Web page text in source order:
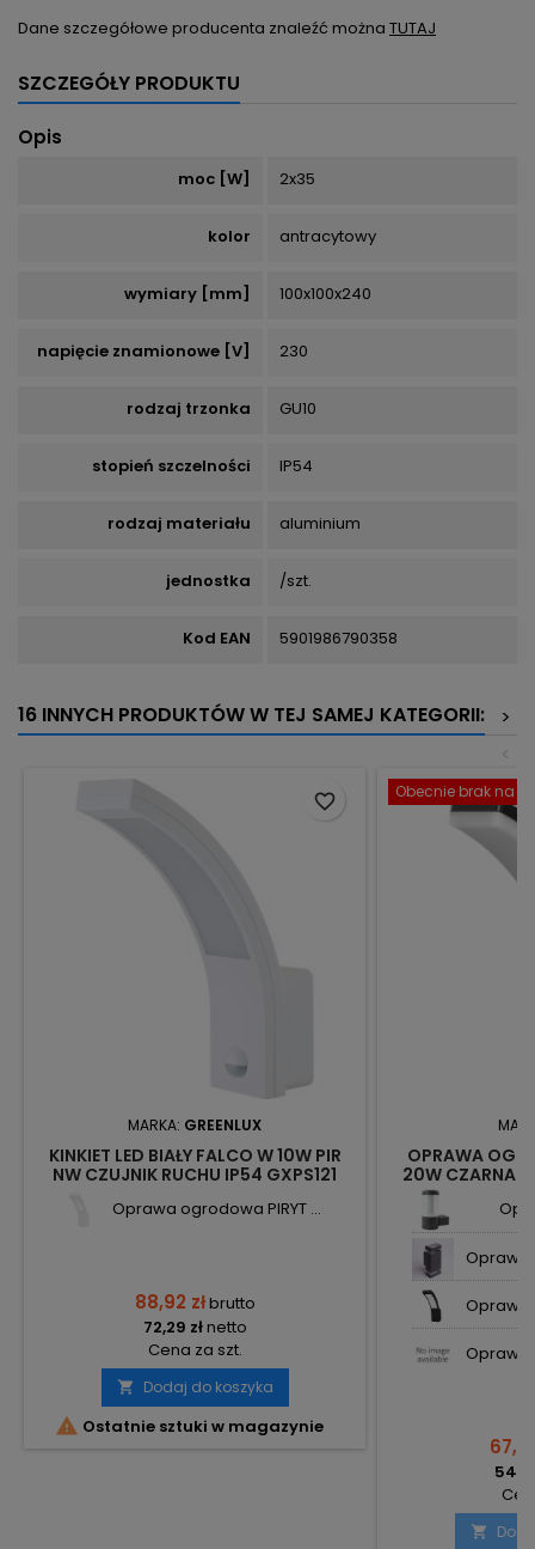
Dane szczegółowe producenta znaleźć można TUTAJ
SZCZEGÓŁY PRODUKTU
Opis
moc [W] 2x35
kolor antracytowy
wymiary [mm] 100x100x240
napięcie znamionowe [V] 230
rodzaj trzonka GU10
stopień szczelności IP54
rodzaj materiału aluminium
jednostka /szt.
Kod EAN 5901986790358
16 INNYCH PRODUKTÓW W TEJ SAMEJ KATEGORII:
>
<
MARKA: GREENLUX
KINKIET LED BIAŁY FALCO W 10W PIR
NW CZUJNIK RUCHU IP54 GXPS121
Oprawa ogrodowa PIRYT ...
88,92 złbrutto
72,29 złnetto
Cena za szt.
 Dodaj do koszyka
 Ostatnie sztuki w magazynie
favorite_border Obecnie brak na
OPRAWA
20W CZARNA
Oprawa
Oprawa
Oprawa
